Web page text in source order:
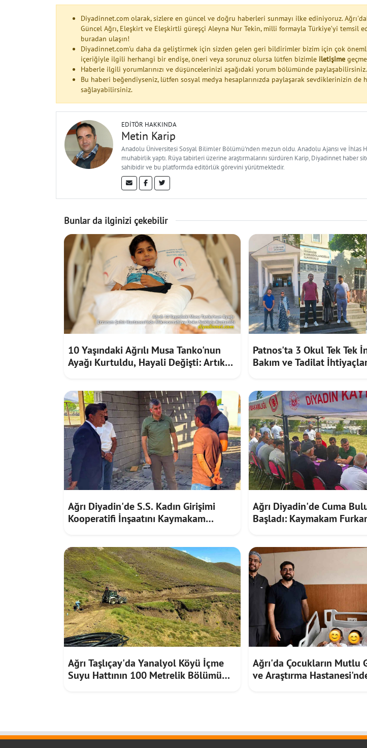
Diyadinnet.com olarak, sizlere en güncel ve doğru haberleri sunmayı ilke ediniyoruz.
Güncel Ağrı, Eleşkirt ve Eleşkirtli güreşçi Aleyna Nur Tekin, milli formayla Türkiye’yi temsil
buradan ulaşın!
Diyadinnet.com'u daha da geliştirmek için sizden gelen geri bildirimler bizim için çok
içeriğiyle ilgili herhangi bir endişe, öneri veya sorunuz olursa lütfen bizimle iletişime
Haberle ilgili yorumlarınızı ve düşüncelerinizi aşağıdaki yorum bölümünde paylaşabilirsiniz.
Bu haberi beğendiyseniz, lütfen sosyal medya hesaplarınızda paylaşarak sevdiklerinizin de
sağlayabilirsiniz.
EDITÖR HAKKINDA
Metin Karip
Anadolu Üniversitesi Sosyal Bilimler Bölümü'nden mezun oldu. Anadolu Ajansı ve İhlas
muhabirlik yaptı. Rüya tabirleri üzerine araştırmalarını sürdüren Karip, Diyadinnet haber
sahibidir ve bu platformda editörlük görevini yürütmektedir.
Bunlar da ilginizi çekebilir
10 Yaşındaki Ağrılı Musa Tanko'nun
Ayağı Kurtuldu, Hayali Değişti: Artık
Patnos'ta 3 Okul Tek Tek
Bakım ve Tadilat
Ağrı Diyadin'de S.S. Kadın Girişimi
Kooperatifi İnşaatını Kaymakam
Ağrı Diyadin'de Cuma
Başladı: Kaymakam
Ağrı Taşlıçay'da Yanalyol Köyü İçme
Suyu Hattının 100 Metrelik Bölümü
Ağrı'da Çocukların Mutlu
ve Araştırma